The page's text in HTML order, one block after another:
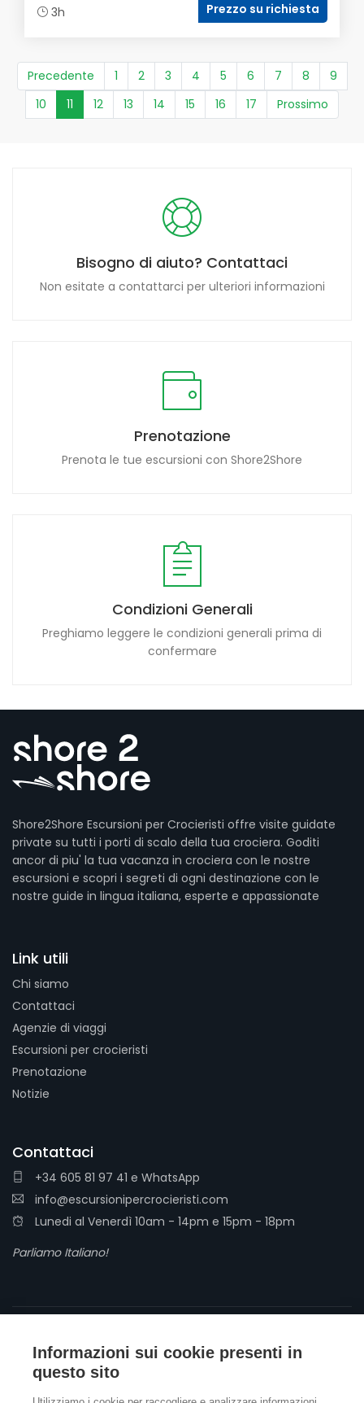
3h Prezzo su richiesta
Precedente 1 2 3 4 5 6 7 8
9
10
11(current)
12 13 14 15 16 17 Prossimo
Bisogno di aiuto? Contattaci
Non esitate a contattarci per ulteriori informazioni
Prenotazione
Prenota le tue escursioni con Shore2Shore
Condizioni Generali
Preghiamo leggere le condizioni generali prima di
confermare
Shore2Shore Escursioni per Crocieristi offre visite guidate
private su tutti i porti di scalo della tua crociera. Goditi
ancor di piu' la tua vacanza in crociera con le nostre
escursioni e scopri i segreti di ogni destinazione con le
nostre guide in lingua italiana, esperte e appassionate
Link utili
Chi siamo
Contattaci
Agenzie di viaggi
Escursioni per crocieristi
Prenotazione
Notizie
Contattaci
+34 605 81 97 41 e WhatsApp
info@escursionipercrocieristi.com
Lunedi al Venerdì 10am - 14pm e 15pm - 18pm
Parliamo Italiano!
Termini e condizioni
Informazioni sui cookie presenti in
questo sito